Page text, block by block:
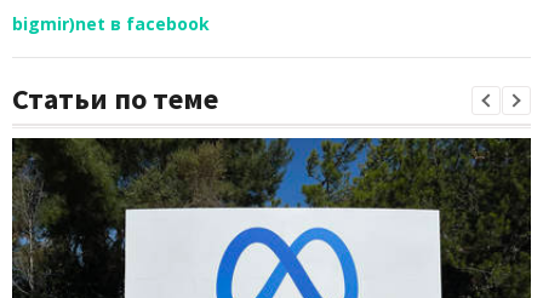
bigmir)net в facebook
Статьи по теме